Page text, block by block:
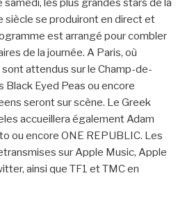
samedi, les plus grandes stars de la
siècle se produiront en direct et
est arrangé pour combler
de la journée. A Paris, où
attendus sur le Champ-de-
Black Eyed Peas ou encore
seront sur scène. Le Greek
accueillera également Adam
ou encore ONE REPUBLIC. Les
sur Apple Music, Apple
ainsi que TF1 et TMC en